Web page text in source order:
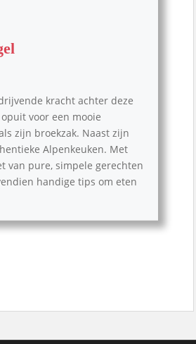
kracht achter deze
voor een mooie
zijn broekzak. Naast zijn
Alpenkeuken. Met
van pure, simpele gerechten
handige tips om eten